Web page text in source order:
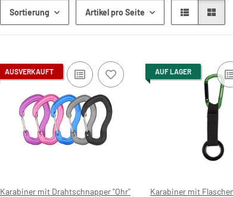
Sortierung Artikel pro Seite
AUSVERKAUFT
Karabiner mit Drahtschnapper "Ohr"
AUF LAGER
Karabiner mit